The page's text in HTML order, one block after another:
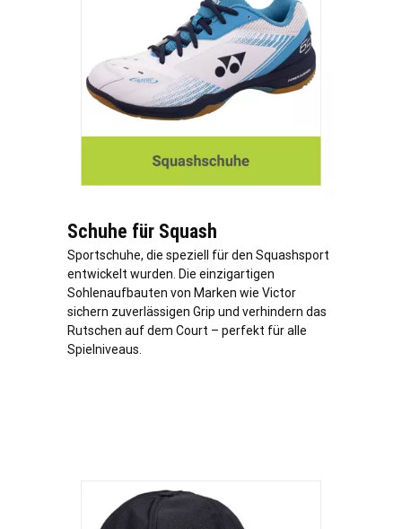
Schuhe für Squash
Sportschuhe, die speziell für den Squashsport
entwickelt wurden. Die einzigartigen
Sohlenaufbauten von Marken wie Victor
sichern zuverlässigen Grip und verhindern das
Rutschen auf dem Court – perfekt für alle
Spielniveaus.